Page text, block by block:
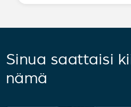
Sinua saattaisi
nämä